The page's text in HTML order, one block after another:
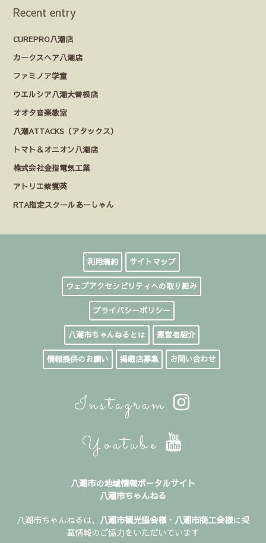
Recent entry
CUREPRO八潮店
カークスヘア八潮店
ファミノア学童
ウエルシア八潮大曽根店
オオタ音楽教室
八潮ATTACKS（アタックス）
トマト＆オニオン八潮店
株式会社金指電気工業
アトリエ紫雲英
RTA指定スクールあーしゃん
利用規約 サイトマップ
ウェブアクセシビリティへの取り組み
プライバシーポリシー
八潮市ちゃんねるとは 運営者紹介
情報提供のお願い 掲載店募集 お問い合わせ
Instagram
Youtube
八潮市の地域情報ポータルサイト
八潮市ちゃんねる
八潮市ちゃんねるは、 八潮市観光協会様・ 八潮市商工会様に掲
載情報のご協力をいただいています